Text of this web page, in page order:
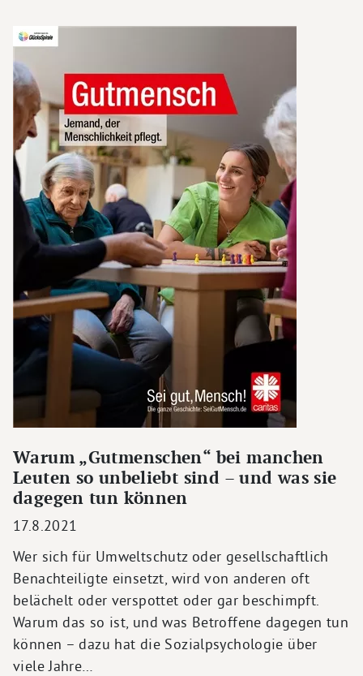
Warum „Gutmenschen“ bei manchen
Leuten so unbeliebt sind – und was sie
dagegen tun können
17.8.2021
Wer sich für Umweltschutz oder gesellschaftlich
Benachteiligte einsetzt, wird von anderen oft
belächelt oder verspottet oder gar beschimpft.
Warum das so ist, und was Betroffene dagegen tun
können – dazu hat die Sozialpsychologie über
viele Jahre…